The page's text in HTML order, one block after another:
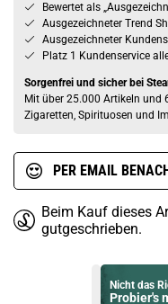
Bewertet als
Ausgezeichneter Trend
Ausgezeichneter
Platz 1 Kundenservice
Sorgenfrei und sicher bei
Mit über 25.000 Artikeln und
Zigaretten, Spirituosen und
PER EMAIL
Beim Kauf dieses
gutgeschrieben.
Nicht das
Probier's